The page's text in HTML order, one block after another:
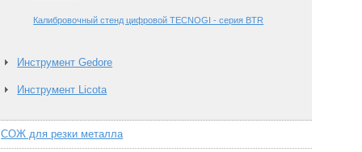
Калибровочный стенд цифровой TECNOGI - серия BTR
Инструмент Gedore
Инструмент Licota
СОЖ для резки металла